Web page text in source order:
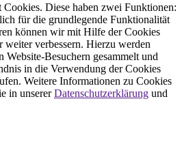
Cookies. Diese haben zwei Funktionen:
für die grundlegende Funktionalität
können wir mit Hilfe der Cookies
weiter verbessern. Hierzu werden
Website-Besuchern gesammelt und
in die Verwendung der Cookies
Weitere Informationen zu Cookies
in unsererDatenschutzerklärung und